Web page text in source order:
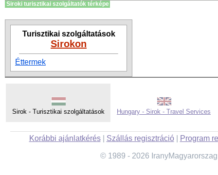
Siroki turisztikai szolgáltatók térképe
Turisztikai szolgáltatások
Sirokon
Éttermek
Sirok - Turisztikai szolgáltatások Hungary - Sirok - Travel Services
Korábbi ajánlatkérés| Szállás regisztráció| Program
© 1989 - 2026